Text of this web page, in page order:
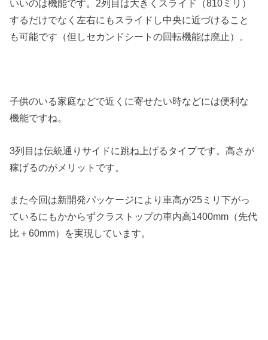
いいのは機能です。2列目は大きくスライド（810ミリ）
するだけでなく左右にもスライドし中央に近づけること
も可能です（但しセカンドシートの回転機能は廃止）。
子供のいる家庭などで近くに寄せたい時などには便利な
機能ですね。
3列目は伝統通りサイドに跳ね上げるタイプです。高さが
稼げるのがメリットです。
また今回は新開発パッケージにより車高が25ミリ下がっ
ているにもかからずクラストップの車内高1400mm（先代
比＋60mm）を実現しています。